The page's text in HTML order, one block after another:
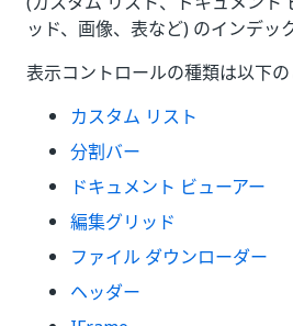
ッド、画像、表など) のインデッ
表示コントロールの種類は以下の
カスタム リスト
分割バー
ドキュメント ビューアー
編集グリッド
ファイル ダウンローダー
ヘッダー